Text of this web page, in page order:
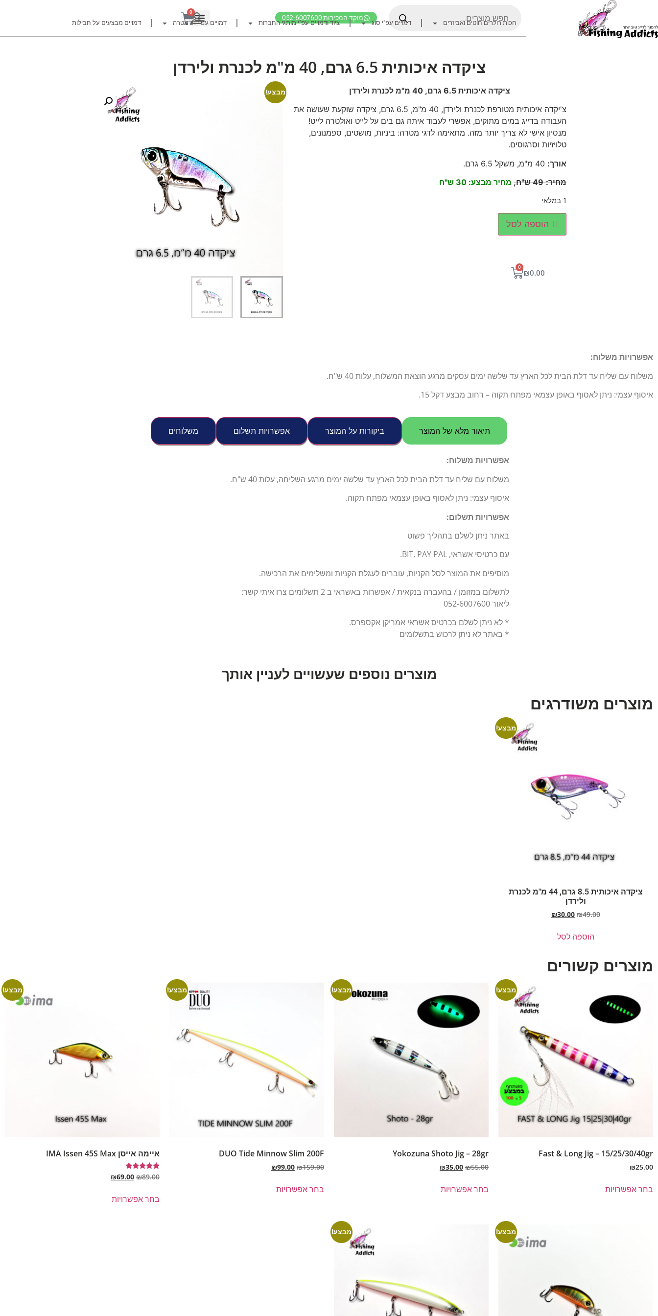
מוקד המכירות 052-6007600
דף הבית
דמויים מומלצים לדיג זרזור
חכות
רולרים
קרסי דייג ואביזרים מומלצים לדייג זרזור
חפש ציוד לפי מותג חברה
דיג – מאמרים בנושא דיג
0
חכות רולרים חוטים ואביזרים דמויים עפ"י סוג ציוד ודמויים עפ"י מותגי החברות דמויים עפ"י דג מטרה דמויים מבצעים על חבילות
ציקדה איכותית 6.5 גרם, 40 מ"מ לכנרת ולירדן
ציקדה איכותית 6.5 גרם, 40 מ"מ לכנרת ולירדן
צ'יקדה איכותית מטורפת לכנרת ולירדן, 40 מ"מ, 6.5 גרם, ציקדה שוקעת שעושה את
העבודה בדייג במים מתוקים, אפשרי לעבוד איתה גם בים על לייט ואולטרה לייט!
מנסיון אישי לא צריך יותר מזה. מתאימה לדגי מטרה: ביניות, מושטים, ספמנונים,
טלויזיות וסרגוסים.
אורך: מ"מ, משקל 6.5 גרם
.
מחיר:
49 ש"ח, מחיר מבצע: 30 ש"ח
1 במלאי
הוספה לסל
₪0.00
0
מבצע!
אפשרויות משלוח:
משלוח עם שליח עד דלת הבית לכל הארץ עד שלשה ימים עסקים מרגע הוצאת המשלוח, עלות 40 ש"ח.
איסוף עצמי: ניתן לאסוף באופן עצמאי מפתח תקוה – רחוב מבצע דקל 15.
תיאור מלא של המוצר ביקורות על המוצר אפשרויות תשלום משלוחים
אפשרויות משלוח:
משלוח עם שליח עד דלת הבית לכל הארץ עד שלשה ימים מרגע השליחה, עלות 40 ש"ח.
איסוף עצמי: ניתן לאסוף באופן עצמאי מפתח תקוה.
אפשרויות תשלום:
באתר ניתן לשלם בתהליך פשוט
עם כרטיסי אשראי, BIT, PAY PAL.
מוסיפים את המוצר לסל הקניות, עוברים לעגלת הקניות ומשלימים את הרכישה.
לתשלום במזומן / בהעברה בנקאית / אפשרות באשראי ב 2 תשלומים צרו איתי קשר:
ליאור 052-6007600
* לא ניתן לשלם בכרטיס אשראי אמריקן אקספרס.
* באתר לא ניתן לרכוש בתשלומים
מוצרים נוספים שעשויים לעניין אותך
מוצרים משודרגים
מבצע!
ציקדה איכותית 8.5 גרם, 44 מ"מ לכנרת
ולירדן
₪49.00
₪30.00
הוספה לסל
מוצרים קשורים
מבצע!
Fast & Long Jig – 15/25/30/40gr
₪25.00
בחר אפשרויות
מבצע!
Yokozuna Shoto Jig – 28gr
₪55.00
₪35.00
בחר אפשרויות
מבצע!
DUO Tide Minnow Slim 200F
₪159.00
₪99.00
בחר אפשרויות
מבצע!
איימה אייסן IMA Issen 45S Max
דורג
5.00
₪89.00
₪69.00
בחר אפשרויות
מבצע! מבצע!